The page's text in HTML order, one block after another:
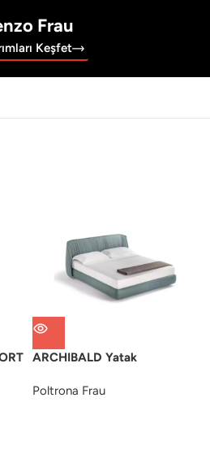
Frau
Keşfet
ARCHIBALD Yatak
Poltrona Frau